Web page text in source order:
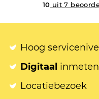
10 uit 7
Hoog
Digitaal
Locatiebezoek